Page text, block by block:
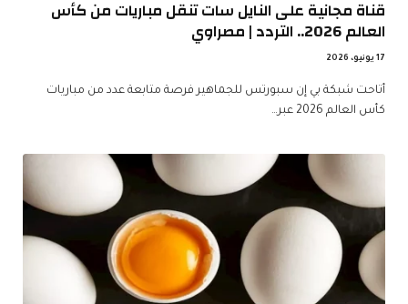
قناة مجانية على النايل سات تنقل مباريات من كأس
العالم 2026.. التردد | مصراوي
17 يونيو، 2026
أتاحت شبكة بي إن سبورتس للجماهير فرصة متابعة عدد من مباريات
كأس العالم 2026 عبر…